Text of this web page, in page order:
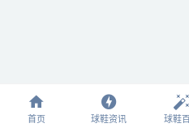
首页 球鞋资讯 球鞋